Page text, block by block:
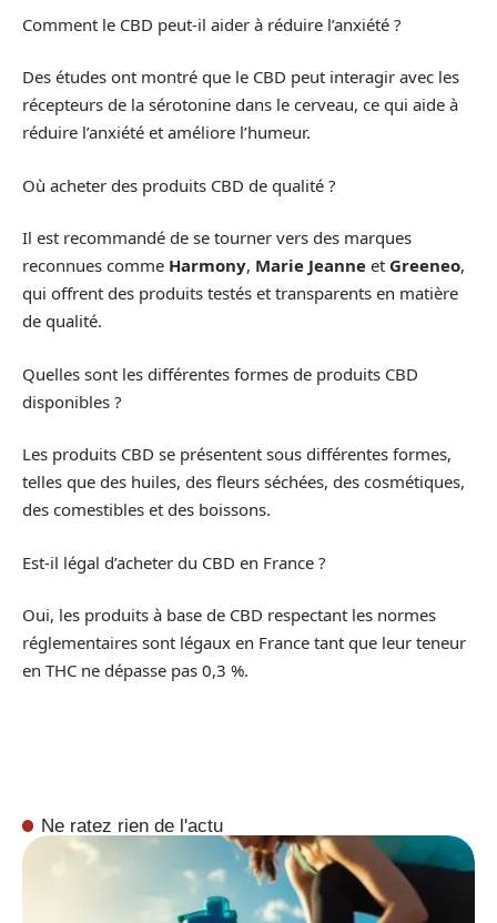
Comment le CBD peut-il aider à réduire l’anxiété ?
Des études ont montré que le CBD peut interagir avec les
récepteurs de la sérotonine dans le cerveau, ce qui aide à
réduire l’anxiété et améliore l’humeur.
Où acheter des produits CBD de qualité ?
Il est recommandé de se tourner vers des marques
reconnues comme Harmony, Marie Jeanne et Greeneo,
qui offrent des produits testés et transparents en matière
de qualité.
Quelles sont les différentes formes de produits CBD
disponibles ?
Les produits CBD se présentent sous différentes formes,
telles que des huiles, des fleurs séchées, des cosmétiques,
des comestibles et des boissons.
Est-il légal d’acheter du CBD en France ?
Oui, les produits à base de CBD respectant les normes
réglementaires sont légaux en France tant que leur teneur
en THC ne dépasse pas 0,3 %.
Ne ratez rien de l'actu